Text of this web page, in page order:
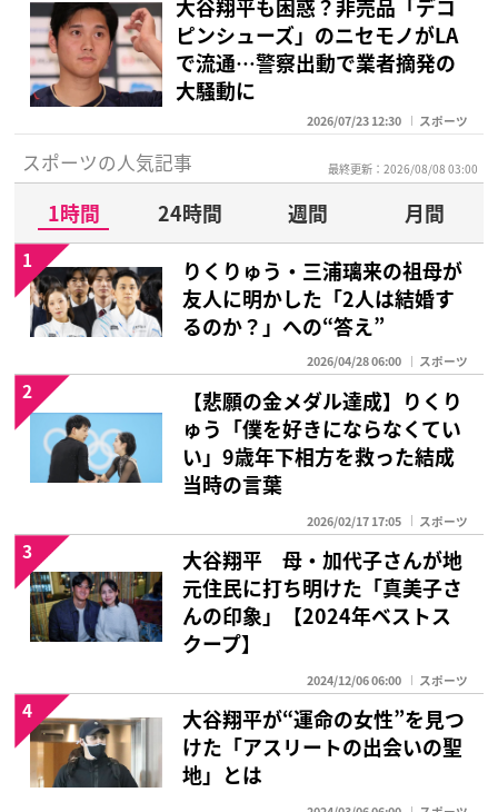
大谷翔平も困惑？非売品「デコ
ピンシューズ」のニセモノがLA
で流通…警察出動で業者摘発の
大騒動に
2026/07/23 12:30 スポーツ
スポーツの人気記事 最終更新：2026/08/08 03:00
1時間 24時間 週間
月間
りくりゅう・三浦璃来の祖母が
友人に明かした「2人は結婚す
るのか？」への“答え”
2026/04/28 06:00 スポーツ
1
【悲願の金メダル達成】りくり
ゅう「僕を好きにならなくてい
い」9歳年下相方を救った結成
当時の言葉
2026/02/17 17:05 スポーツ
2
大谷翔平 母・加代子さんが地
元住民に打ち明けた「真美子さ
んの印象」【2024年ベストス
クープ】
2024/12/06 06:00 スポーツ
3
大谷翔平が“運命の女性”を見つ
けた「アスリートの出会いの聖
地」とは
4